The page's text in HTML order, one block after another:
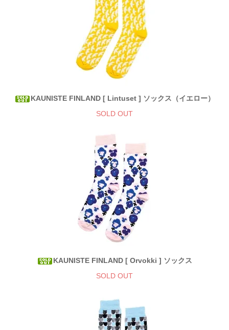
KAUNISTE FINLAND [ Lintuset ] ソックス（イエロー）
SOLD OUT
KAUNISTE FINLAND [ Orvokki ] ソックス
SOLD OUT